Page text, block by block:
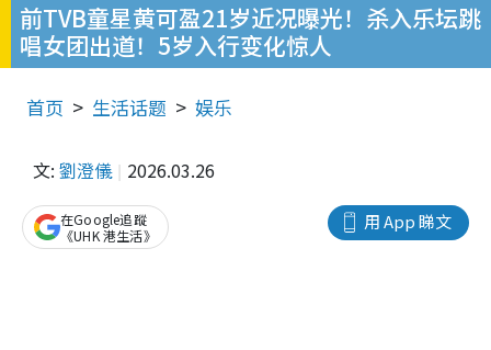
前TVB童星黄可盈21岁近况曝光！杀入乐坛跳
唱女团出道！5岁入行变化惊人
首页 生活话题 娱乐
文: 劉澄儀 2026.03.26
用 App 睇文
在Google追蹤
《UHK 港生活》